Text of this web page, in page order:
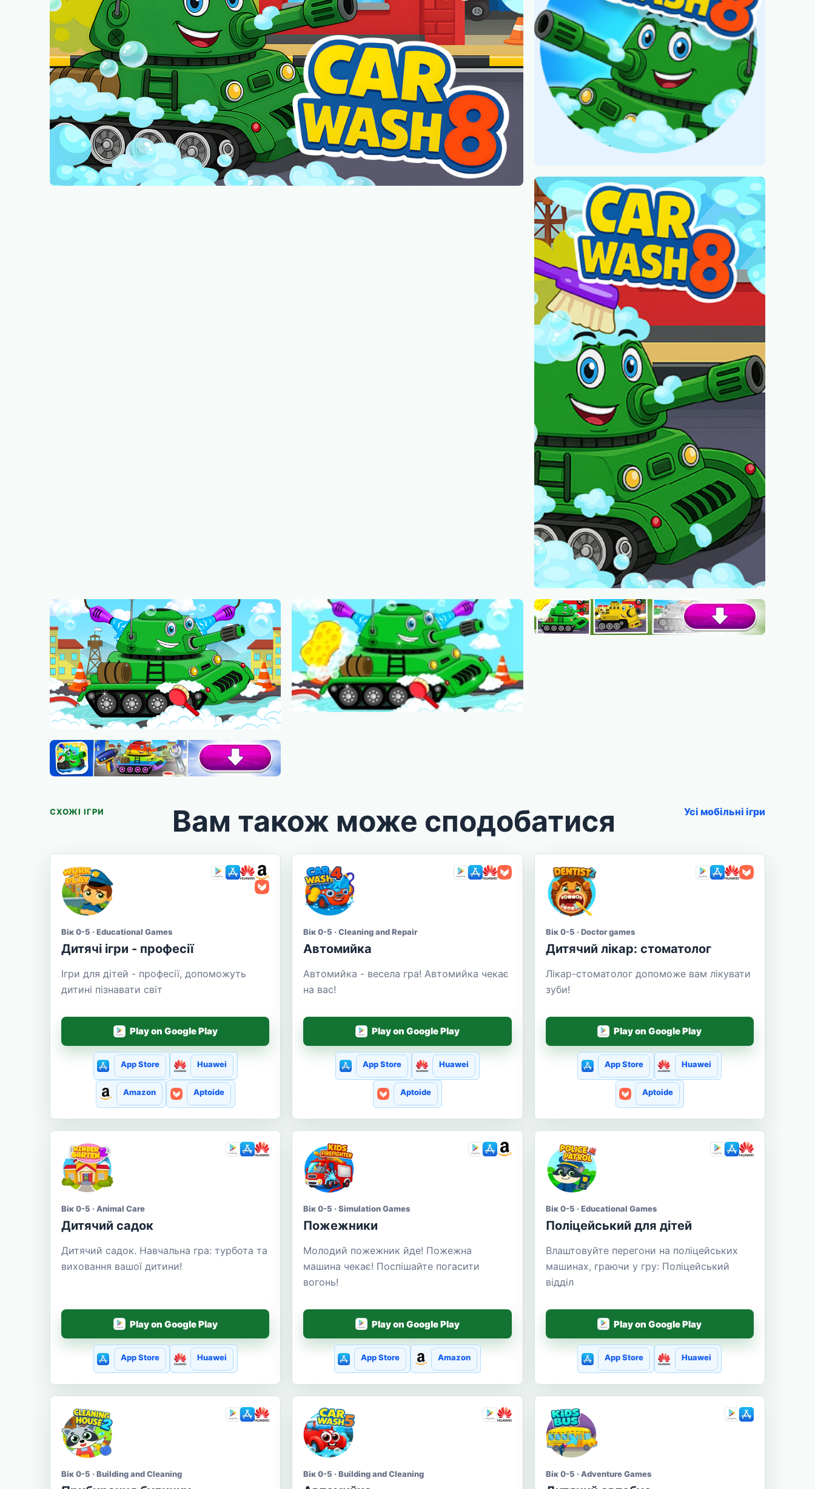
СХОЖІ ІГРИ Вам також може сподобатися Усі мобільні ігри
Вік 0-5 · Educational Games
Дитячі ігри - професії
Ігри для дітей - професії, допоможуть
дитині пізнавати світ
Play on Google Play
App Store Huawei
Amazon Aptoide
Вік 0-5 · Cleaning and Repair
Автомийка
Автомийка - весела гра! Автомийка чекає
на вас!
Play on Google Play
App Store Huawei
Aptoide
Вік 0-5 · Doctor games
Дитячий лікар: стоматолог
Лікар-стоматолог допоможе вам лікувати
зуби!
Play on Google Play
App Store Huawei
Aptoide
Вік 0-5 · Animal Care
Дитячий садок
Дитячий садок. Навчальна гра: турбота та
виховання вашої дитини!
Play on Google Play
App Store Huawei
Вік 0-5 · Simulation Games
Пожежники
Молодий пожежник йде! Пожежна
машина чекає! Поспішайте погасити
вогонь!
Play on Google Play
App Store Amazon
Вік 0-5 · Educational Games
Поліцейський для дітей
Влаштовуйте перегони на поліцейських
машинах, граючи у гру: Поліцейський
відділ
Play on Google Play
App Store Huawei
Вік 0-5 · Building and Cleaning Вік 0-5 · Building and Cleaning Вік 0-5 · Adventure Games